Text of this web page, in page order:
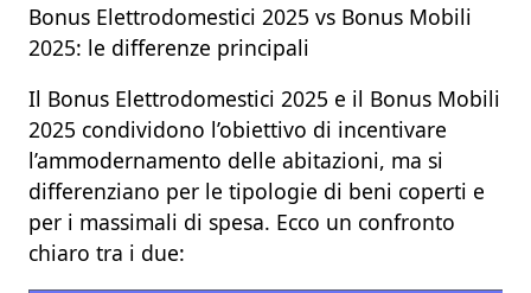
Bonus Elettrodomestici 2025 vs Bonus Mobili
2025: le differenze principali
Il Bonus Elettrodomestici 2025 e il Bonus Mobili
2025 condividono l’obiettivo di incentivare
l’ammodernamento delle abitazioni, ma si
differenziano per le tipologie di beni coperti e
per i massimali di spesa. Ecco un confronto
chiaro tra i due: